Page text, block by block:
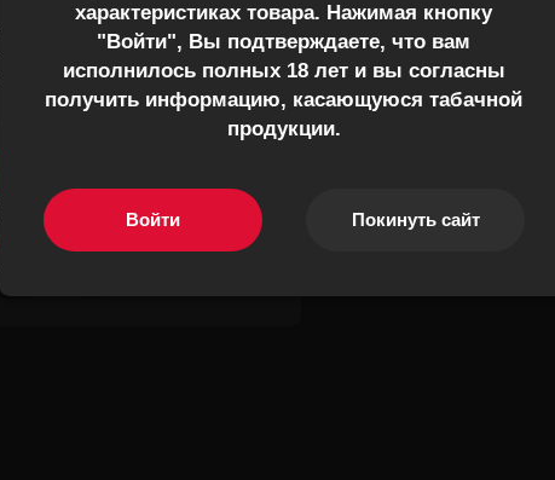
ещё Фрости добавить, тогда
сладкий, нежный микс,
попробовать
характеристиках товара. Нажимая кнопку
"Войти", Вы подтверждаете, что вам
исполнилось полных 18 лет и вы согласны
получить информацию, касающуюся табачной
продукции.
Войти Покинуть сайт